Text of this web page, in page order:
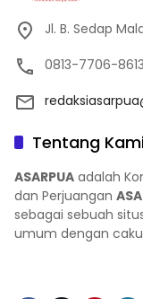
Jl. B. Sedap
0813-7706-
Tentang
ASARPUA adalah
dan Perjuangan
sebagai sebuah
umum dengan